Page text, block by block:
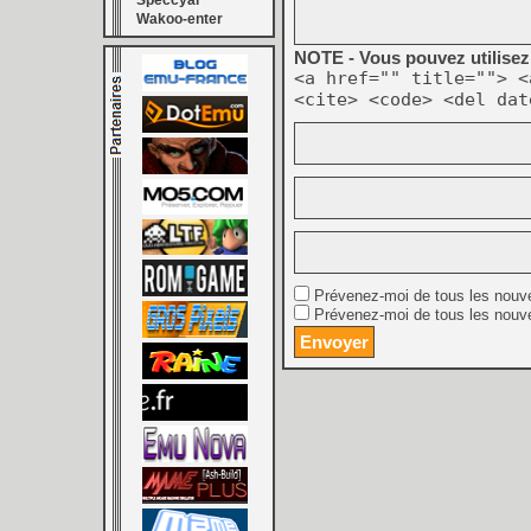
Wakoo-enter
NOTE - Vous pouvez
<a href="" title="">
<cite> <code> <del
Prévenez-moi de tous les
Prévenez-moi de tous les